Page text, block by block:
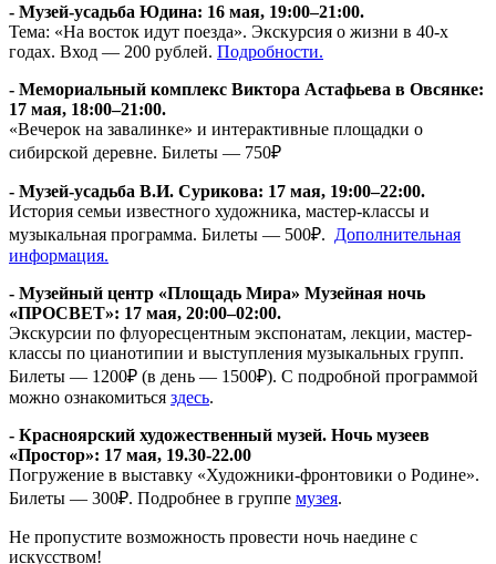
- Музей-усадьба Юдина: 16 мая, 19:00–21:00.
Тема: «На восток идут поезда». Экскурсия о жизни в 40-х
годах. Вход — 200 рублей. Подробности.
- Мемориальный комплекс Виктора Астафьева в Овсянке:
17 мая, 18:00–21:00.
«Вечерок на завалинке» и интерактивные площадки о
сибирской деревне. Билеты — 750₽
- Музей-усадьба В.И. Сурикова: 17 мая, 19:00–22:00.
История семьи известного художника, мастер-классы и
музыкальная программа. Билеты — 500₽. Дополнительная
информация.
- Музейный центр «Площадь Мира» Музейная ночь
«ПРОСВЕТ»: 17 мая, 20:00–02:00.
Экскурсии по флуоресцентным экспонатам, лекции, мастер-
классы по цианотипии и выступления музыкальных групп.
Билеты — 1200₽ (в день — 1500₽). С подробной программой
можно ознакомиться здесь.
- Красноярский художественный музей. Ночь музеев
«Простор»: 17 мая, 19.30-22.00
Погружение в выставку «Художники-фронтовики о Родине».
Билеты — 300₽. Подробнее в группе музея.
Не пропустите возможность провести ночь наедине с
искусством!